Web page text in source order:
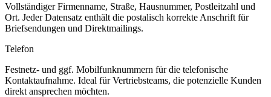
Vollständiger Firmenname, Straße, Hausnummer, Postleitzahl und
Ort. Jeder Datensatz enthält die postalisch korrekte Anschrift für
Briefsendungen und Direktmailings.
Telefon
Festnetz- und ggf. Mobilfunknummern für die telefonische
Kontaktaufnahme. Ideal für Vertriebsteams, die potenzielle Kunden
direkt ansprechen möchten.